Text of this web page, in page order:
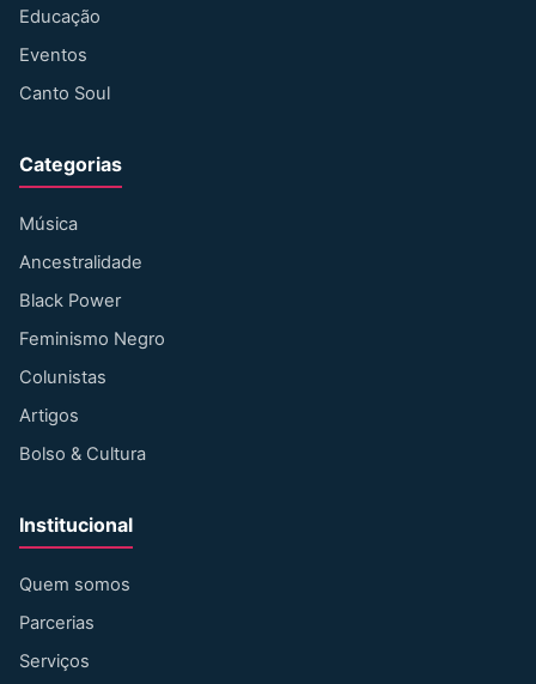
Educação
Eventos
Canto Soul
Categorias
Música
Ancestralidade
Black Power
Feminismo Negro
Colunistas
Artigos
Bolso & Cultura
Institucional
Quem somos
Parcerias
Serviços